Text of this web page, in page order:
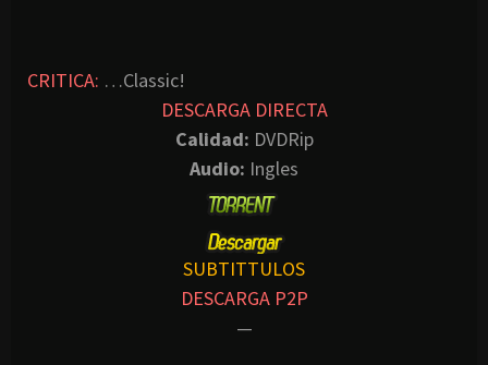
CRITICA: …Classic!
DESCARGA DIRECTA
Calidad: DVDRip
Audio: Ingles
SUBTITTULOS
DESCARGA P2P
—